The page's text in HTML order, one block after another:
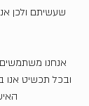
שעשיתם ולכן
אנחנו
ובכל תכשיט אנו